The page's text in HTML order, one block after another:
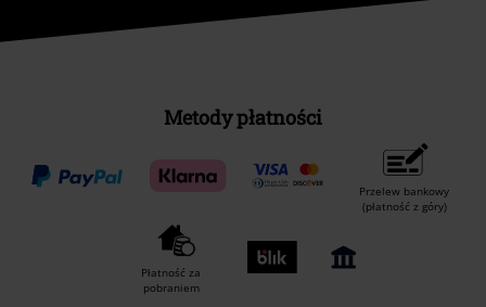
Metody płatności
Przelew bankowy
(płatność z góry)
Płatność za
pobraniem